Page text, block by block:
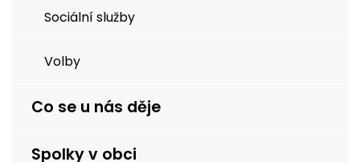
Sociální služby
Volby
Co se u nás děje
Spolky v obci